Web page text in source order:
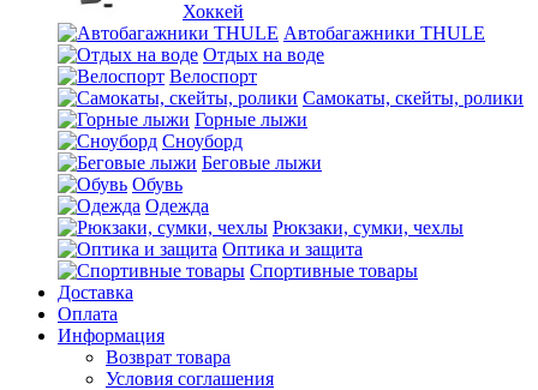
Хоккей
Автобагажники THULE
Отдых на воде
Велоспорт
Самокаты, скейты, ролики
Горные лыжи
Сноуборд
Беговые лыжи
Обувь
Одежда
Рюкзаки, сумки, чехлы
Оптика и защита
Спортивные товары
Доставка
Оплата
Информация
Возврат товара
Условия соглашения